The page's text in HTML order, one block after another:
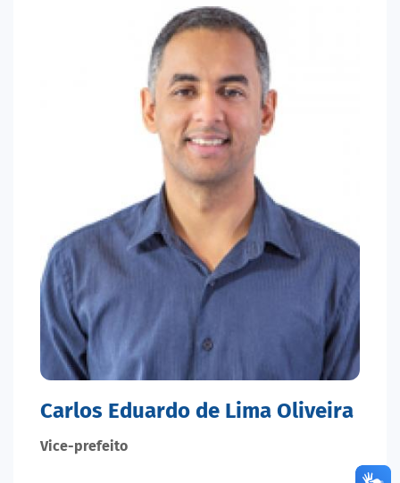
Carlos Eduardo de Lima Oliveira
Vice-prefeito